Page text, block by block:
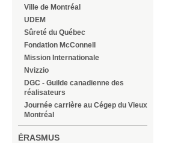
Ville de Montréal
UDEM
Sûreté du Québec
Fondation McConnell
Mission Internationale
Nvizzio
DGC - Guilde canadienne des
réalisateurs
Journée carrière au Cégep du Vieux
Montréal
ÉRASMUS